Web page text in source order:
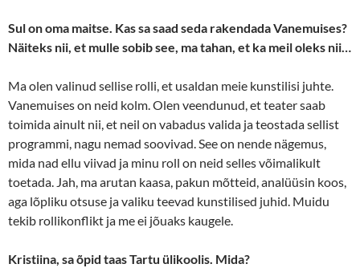
Sul on oma maitse. Kas sa saad seda rakendada Vanemuises?
Näiteks nii, et mulle sobib see, ma tahan, et ka meil oleks nii…
Ma olen valinud sellise rolli, et usaldan meie kunstilisi juhte.
Vanemuises on neid kolm. Olen veendunud, et teater saab
toimida ainult nii, et neil on vabadus valida ja teostada sellist
programmi, nagu nemad soovivad. See on nende nägemus,
mida nad ellu viivad ja minu roll on neid selles võimalikult
toetada. Jah, ma arutan kaasa, pakun mõtteid, analüüsin koos,
aga lõpliku otsuse ja valiku teevad kunstilised juhid. Muidu
tekib rollikonflikt ja me ei jõuaks kaugele.
Kristiina, sa õpid taas Tartu ülikoolis. Mida?